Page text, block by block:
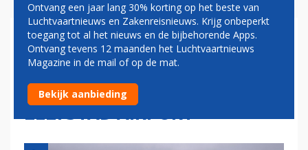
F-35'S ESCORTEREN
'KONINKLIJKE' DC-3 NAAR
NIEUWE ONDERKOMEN OP
LELYSTAD AIRPORT
Ontvang een jaar lang 30% korting op het beste van
Luchtvaartnieuws en Zakenreisnieuws. Krijg onbeperkt
toegang tot al het nieuws en de bijbehorende Apps.
Ontvang tevens 12 maanden het Luchtvaartnieuws
Magazine in de mail of op de mat.
Bekijk aanbieding